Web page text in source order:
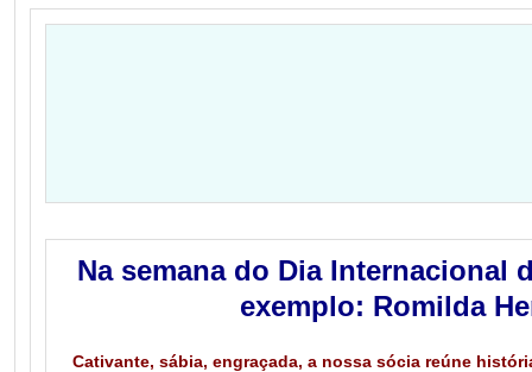
Na semana do Dia Internacional
exemplo: Romilda
Cativante, sábia, engraçada, a nossa sócia reúne